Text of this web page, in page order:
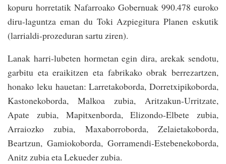
kopuru horretatik Nafarroako Gobernuak 990.478 euroko
diru-laguntza eman du Toki Azpiegitura Planen eskutik
(larrialdi-prozeduran sartu ziren).
Lanak harri-lubeten hormetan egin dira, arekak sendotu,
garbitu eta eraikitzen eta fabrikako obrak berrezartzen,
honako leku hauetan: Larretakoborda, Dorretxipikoborda,
Kastonekoborda, Malkoa zubia, Aritzakun-Urritzate,
Apate zubia, Mapitxenborda, Elizondo-Elbete zubia,
Arraiozko zubia, Maxaborroborda, Zelaietakoborda,
Beartzun, Gamiokoborda, Gorramendi-Estebenekoborda,
Anitz zubia eta Lekueder zubia.